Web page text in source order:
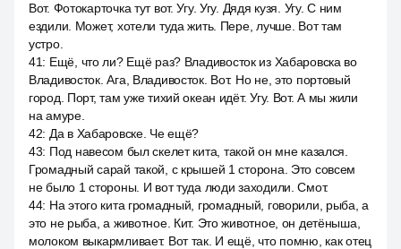
Вот. Фотокарточка тут вот. Угу. Угу. Дядя кузя. Угу. С ним
ездили. Может, хотели туда жить. Пере, лучше. Вот там
устро.
41: Ещё, что ли? Ещё раз? Владивосток из Хабаровска во
Владивосток. Ага, Владивосток. Вот. Но не, это портовый
город. Порт, там уже тихий океан идёт. Угу. Вот. А мы жили
на амуре.
42: Да в Хабаровске. Че ещё?
43: Под навесом был скелет кита, такой он мне казался.
Громадный сарай такой, с крышей 1 сторона. Это совсем
не было 1 стороны. И вот туда люди заходили. Смот.
44: На этого кита громадный, громадный, говорили, рыба, а
это не рыба, а животное. Кит. Это животное, он детёныша,
молоком выкармливает. Вот так. И ещё, что помню, как отец